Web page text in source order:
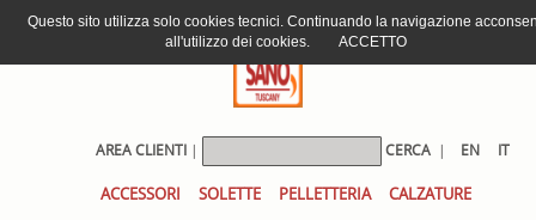
AREA CLIENTI| CERCA | EN IT
ACCESSORI SOLETTE PELLETTERIA
CALZATURE
Questo sito utilizza solo cookies tecnici. Continuando la navigazione
all'utilizzo dei cookies.
ACCETTO